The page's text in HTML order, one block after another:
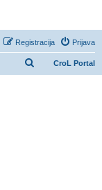
Prijava
Registracija
CroL Portal